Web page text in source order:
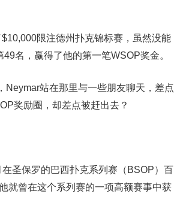
限注德州扑克锦标赛，虽然没能
名，赢得了他的第一笔WSOP奖金。
Neymar站在那里与一些朋友聊天，差点
奖励圈，却差点被赶出去？
圣保罗的巴西扑克系列赛（BSOP）百
就曾在这个系列赛的一项高额赛事中获